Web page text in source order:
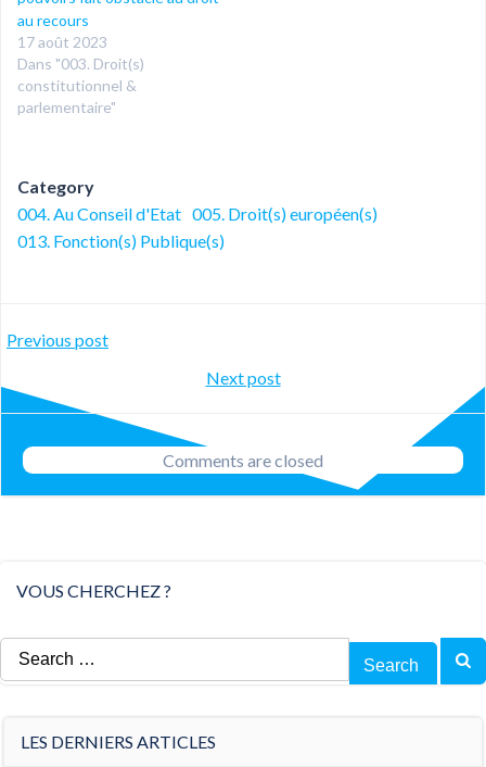
au recours
17 août 2023
Dans "003. Droit(s)
constitutionnel &
parlementaire"
Category
004. Au Conseil d'Etat 005. Droit(s) européen(s)
013. Fonction(s) Publique(s)
Post
navigation
Previous post
Post
navigation
Next post
Comments are closed
VOUS CHERCHEZ ?
Search
for:
LES DERNIERS ARTICLES